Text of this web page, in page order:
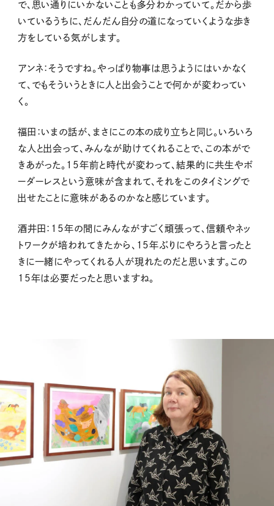
で、思い通りにいかないことも多分わかっていて。だから歩
いているうちに、だんだん自分の道になっていくような歩き
方をしている気がします。
アンネ：そうですね。やっぱり物事は思うようにはいかなく
て、でもそういうときに人と出会うことで何かが変わってい
く。
福田：いまの話が、まさにこの本の成り立ちと同じ。いろいろ
な人と出会って、みんなが助けてくれることで、この本がで
きあがった。 15年前と時代が変わって、結果的に共生やボ
ーダーレスという意味が含まれて、それをこのタイミングで
出せたことに意味があるのかなと感じています。
酒井田：15年の間にみんながすごく頑張って、信頼やネッ
トワークが培われてきたから、15年ぶりにやろうと言ったと
きに一緒にやってくれる人が現れたのだと思います。この
15年は必要だったと思いますね。